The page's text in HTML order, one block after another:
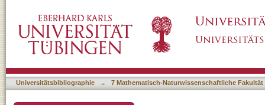
Right2Water
Universitätsbibliographie → 7 Mathematisch-Naturwissenschaftliche Fakultät